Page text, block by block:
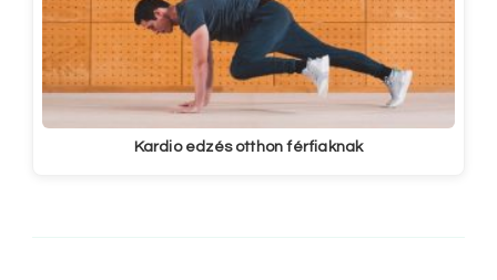
Kardio edzés otthon férfiaknak